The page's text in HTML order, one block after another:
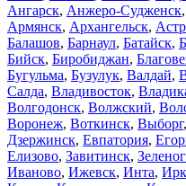
Ангарск, Анжеро-Судженск,
Армянск, Архангельск,
Балашов, Барнаул, Батайск,
Бийск, Биробиджан,
Бугульма, Бузулук, Валдай,
Салда, Владивосток,
Волгодонск, Волжский,
Воронеж, Воткинск, Выборг,
Дзержинск, Евпатория,
Елизово, Завитинск,
Иваново, Ижевск, Инта,